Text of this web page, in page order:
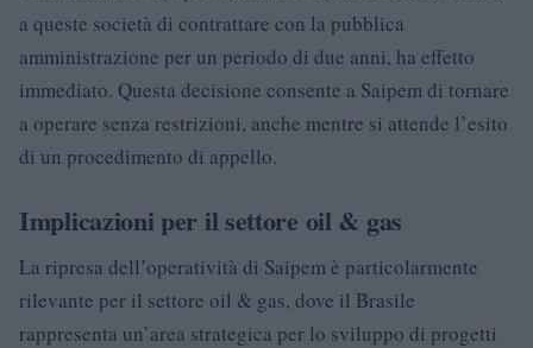
a queste società di contrattare con la pubblica
amministrazione per un periodo di due anni, ha effetto
immediato. Questa decisione consente a Saipem di tornare
a operare senza restrizioni, anche mentre si attende l’esito
di un procedimento di appello.
Implicazioni per il settore oil & gas
La ripresa dell’operatività di Saipem è particolarmente
rilevante per il settore oil & gas, dove il Brasile
rappresenta un’area strategica per lo sviluppo di progetti